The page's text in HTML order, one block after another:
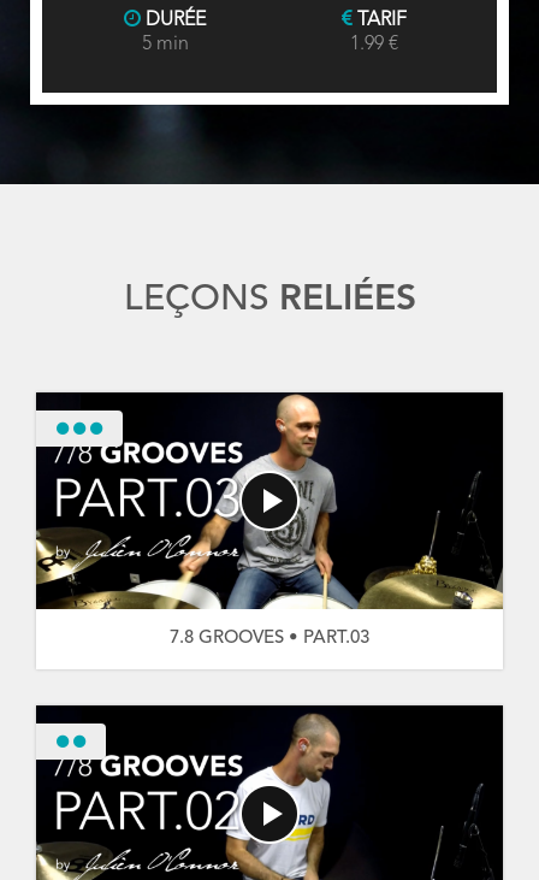
DURÉE
5 min
TARIF
1.99 €
LEÇONS RELIÉES
7.8 GROOVES • PART.03